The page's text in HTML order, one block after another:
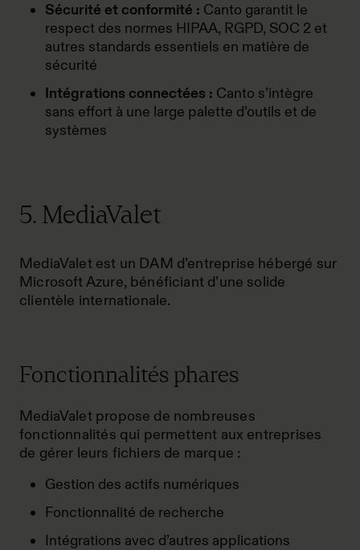
Sécurité et conformité : Canto garantit le
respect des normes HIPAA, RGPD, SOC 2 et
autres standards essentiels en matière de
sécurité
Intégrations connectées : Canto s’intègre
sans effort à une large palette d’outils et de
systèmes
5. MediaValet
MediaValet est un DAM d’entreprise hébergé sur
Microsoft Azure, bénéficiant d’une solide
clientèle internationale.
Fonctionnalités phares
MediaValet propose de nombreuses
fonctionnalités qui permettent aux entreprises
de gérer leurs fichiers de marque :
Gestion des actifs numériques
Fonctionnalité de recherche
Intégrations avec d’autres applications